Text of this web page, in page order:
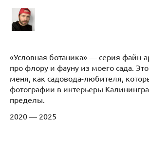
«Условная ботаника» — серия файн-
про флору и фауну из моего сада.
меня, как садовода-любителя,
фотографии в интерьеры
пределы.
2020 — 2025